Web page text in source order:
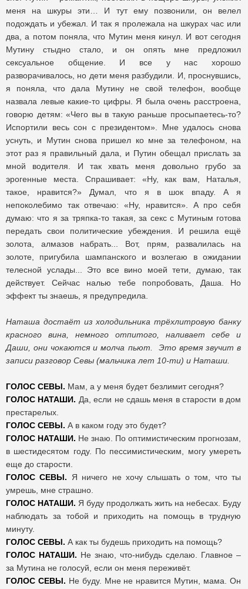
меня на шкуры эти… И тут ему позвонили, он велел
подождать и убежал. И так я пролежала на шкурах час или
два, а потом поняла, что Мутин меня кинул. И вот сегодня
Мутину стыдно стало, и он опять мне предложил
сексуальное общение. И все у нас хорошо
разворачивалось, но дети меня разбудили. И, проснувшись,
я поняла, что дала Мутину не свой телефон, вообще
назвала левые какие-то цифры. Я была очень расстроена,
говорю детям: «Чего вы в такую раньше просыпаетесь-то?
Испортили весь сон с президентом». Мне удалось снова
уснуть, и Мутин снова пришел ко мне за телефоном, на
этот раз я правильный дала, и Путин обещал прислать за
мной водителя. И так хвать меня довольно грубо за
эрогенные места. Спрашивает: «Ну, как вам, Наталья,
такое, нравится?» Думал, что я в шок впаду. А я
непоколебимо так отвечаю: «Ну, нравится». А про себя
думаю: что я за тряпка-то такая, за секс с Мутиным готова
передать свои политические убеждения. И решила ещё
золота, алмазов набрать... Вот, прям, развалилась на
золоте, пригубила шампанского и возлегаю в ожидании
телесной услады... Это все вино моей тети, думаю, так
действует. Сейчас налью тебе попробовать, Даша. Но
эффект ты знаешь, я предупредила.
Наташа достаёт из холодильника трёхлитровую банку
красного вина, немного отпитого, наливает себе и
Даши, они чокаются и молча пьют. Это время звучит в
записи разговор Севы (мальчика лет 10-ти) и Наташи.
ГОЛОС СЕВЫ. Мам, а у меня будет безлимит сегодня?
ГОЛОС НАТАШИ. Да, если не сдашь меня в старости в дом
престарелых.
ГОЛОС СЕВЫ. А в каком году это будет?
ГОЛОС НАТАШИ. Не знаю. По оптимистическим прогнозам,
в шестидесятом году. По пессимистическим, могу умереть
еще до старости.
ГОЛОС СЕВЫ. Я ничего не хочу слышать о том, что ты
умрешь, мне страшно.
ГОЛОС НАТАШИ. Я буду продолжать жить на небесах. Буду
наблюдать за тобой и приходить на помощь в трудную
минуту.
ГОЛОС СЕВЫ. А как ты будешь приходить на помощь?
ГОЛОС НАТАШИ. Не знаю, что-нибудь сделаю. Главное –
за Мутина не голосуй, если он меня переживёт.
ГОЛОС СЕВЫ. Не буду. Мне не нравится Мутин, мама. Он